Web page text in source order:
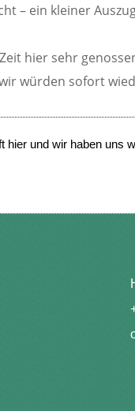
– ein kleiner
hier sehr
würden sofort
hier und wir haben uns